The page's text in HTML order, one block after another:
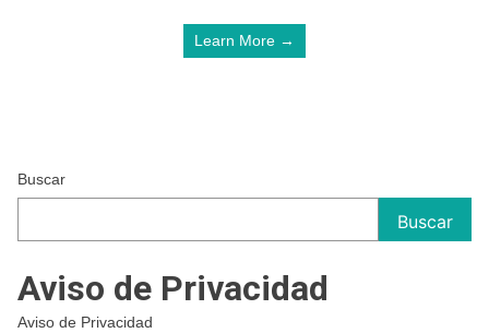
Learn More →
Buscar
Buscar
Aviso de Privacidad
Aviso de Privacidad